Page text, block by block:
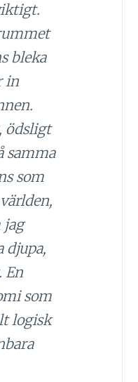
bleka
in
ödsligt
samma
som
jag
djupa,
En
som
logisk